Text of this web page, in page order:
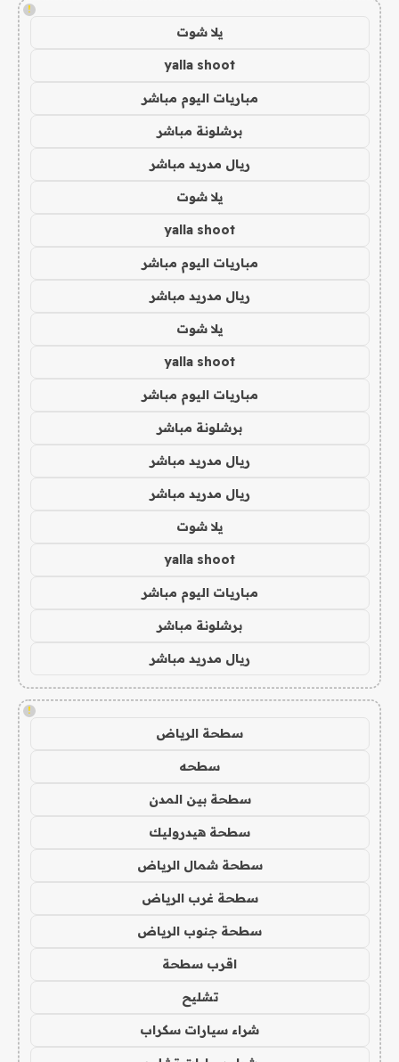
!
يلا شوت
yalla shoot
مباريات اليوم مباشر
برشلونة مباشر
ريال مدريد مباشر
يلا شوت
yalla shoot
مباريات اليوم مباشر
ريال مدريد مباشر
يلا شوت
yalla shoot
مباريات اليوم مباشر
برشلونة مباشر
ريال مدريد مباشر
ريال مدريد مباشر
يلا شوت
yalla shoot
مباريات اليوم مباشر
برشلونة مباشر
ريال مدريد مباشر
!
سطحة الرياض
سطحه
سطحة بين المدن
سطحة هيدروليك
سطحة شمال الرياض
سطحة غرب الرياض
سطحة جنوب الرياض
اقرب سطحة
تشليح
شراء سيارات سكراب